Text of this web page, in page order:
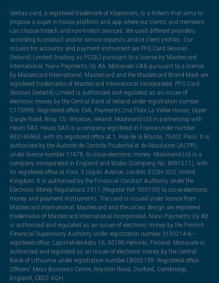
Veritas card, a registered trademark of Klopercom, is a fintech that aims to
propose a super in-house platform and app where our clients and members
can choose fintech and non-fintech services. We used different providers
according to product and/or service requests and/or client profiles. Our
issuers for accounts and payment instrument are PFS Card Services
(Ireland) Limited (trading as PCSIL) pursuant to a license by Mastercard
International, Narvi Payments Oy Ab, Monavate UAB pursuant to a license
by Mastercard International. Mastercard and the Mastercard Brand Mark are
registered trademarks of Mastercard International Incorporated. PFS Card
Services (Ireland) Limited is authorized and regulated as an issuer of
electronic money by the Central Bank of Ireland under registration number
C175999. Registered office: EML Payments,2nd Floor La Vallee House, Upper
Dargle Road, Bray, Co. Wicklow, Ireland. Moorwand Ltd in partnership with
Heuro SAS. Heuro SAS is a company registered in France under number
833165863, with its registered office at 1, Rue de la Bourse, 75002 Paris. It is
authorised by the Autorité de Contrôle Prudentiel et de Résolution (ACPR),
under licence number 17478, to issue electronic money. Moorwand Ltd is a
company incorporated in England and Wales (Company No. 8491211), with
its registered office at Fora, 3 Lloyds Avenue, London, EC3N 3DS, United
Kingdom. It is authorised by the Financial Conduct Authority under the
Electronic Money Regulations 2011 (Register Ref: 900709) to issue electronic
money and payment instruments. The card is issued under licence from
Mastercard International. Mastercard and the circles design are registered
trademarks of Mastercard International Incorporated. Narvi Payments Oy Ab
is authorized and regulated as an issuer of electronic money by the Finnish
Financial Supervisory Authority under registration number 3190214-6—
registered office: Lapinlahdenkatu 16, 00180 Helsinki, Finland. Monavate is
authorized and regulated as an issuer of electronic money by the Central
Bank of Lithuania under registration number LB002139. Registered office:
Officers' Mess Business Centre, Royston Road, Duxford, Cambridge,
England, CB22 4QH.